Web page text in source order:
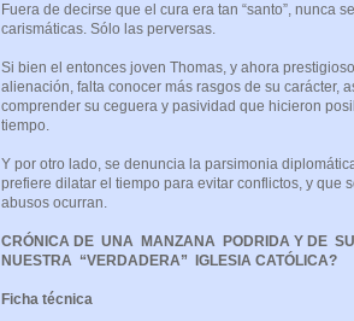
Fuera de decirse que el cura era tan “santo”, nunca
carismáticas. Sólo las perversas.
Si bien el entonces joven Thomas, y ahora
alienación, falta conocer más rasgos de su carácter,
comprender su ceguera y pasividad que hicieron
tiempo.
Y por otro lado, se denuncia la parsimonia
prefiere dilatar el tiempo para evitar conflictos, y que
abusos ocurran.
CRÓNICA DE UNA MANZANA PODRIDA Y DE
NUESTRA “VERDADERA” IGLESIA CATÓLICA?
Ficha técnica